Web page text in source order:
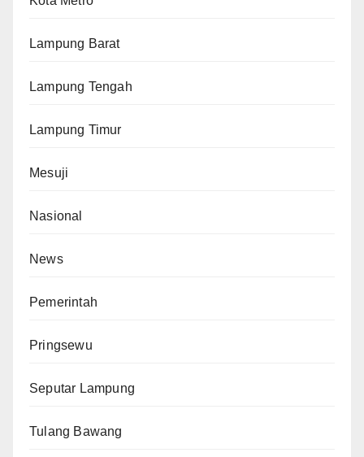
Lampung Barat
Lampung Tengah
Lampung Timur
Mesuji
Nasional
News
Pemerintah
Pringsewu
Seputar Lampung
Tulang Bawang